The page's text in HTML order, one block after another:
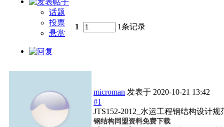
话题
投票
悬赏
1 1条记录
microman 发表于 2020-10-21 13:42
#1
JTS152-2012_水运工程钢结构设计规
钢结构同盟资料免费下载